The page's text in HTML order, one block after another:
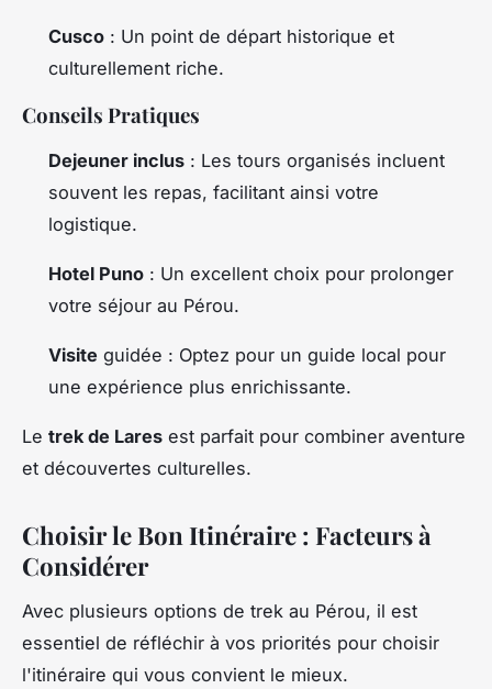
Cusco : Un point de départ historique et
culturellement riche.
Conseils Pratiques
Dejeuner inclus : Les tours organisés incluent
souvent les repas, facilitant ainsi votre
logistique.
Hotel Puno : Un excellent choix pour prolonger
votre séjour au Pérou.
Visite guidée : Optez pour un guide local pour
une expérience plus enrichissante.
Le trek de Lares est parfait pour combiner aventure
et découvertes culturelles.
Choisir le Bon Itinéraire : Facteurs à
Considérer
Avec plusieurs options de trek au Pérou, il est
essentiel de réfléchir à vos priorités pour choisir
l'itinéraire qui vous convient le mieux.